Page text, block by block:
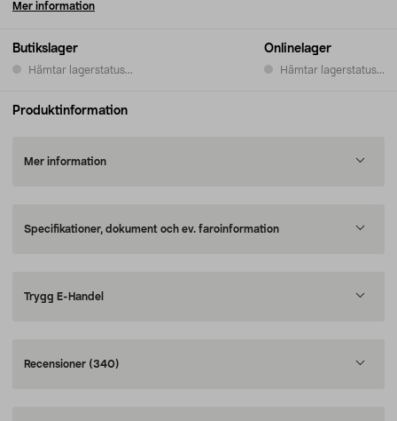
Butikslager
Hämtar lagerstatus...
Onlinelager
Hämtar lagerstatus...
Mer information
Produktinformation
Mer information
Specifikationer, dokument och ev. faroinformation
Trygg E-Handel
Recensioner (340)